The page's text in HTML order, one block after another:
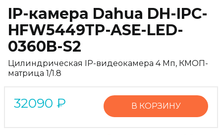
IP-камера Dahua DH-IPC-
HFW5449TP-ASE-LED-
0360B-S2
Цилиндрическая IP-видеокамера 4 Мп, КМОП-
матрица 1/1.8
32090 ₽ В КОРЗИНУ